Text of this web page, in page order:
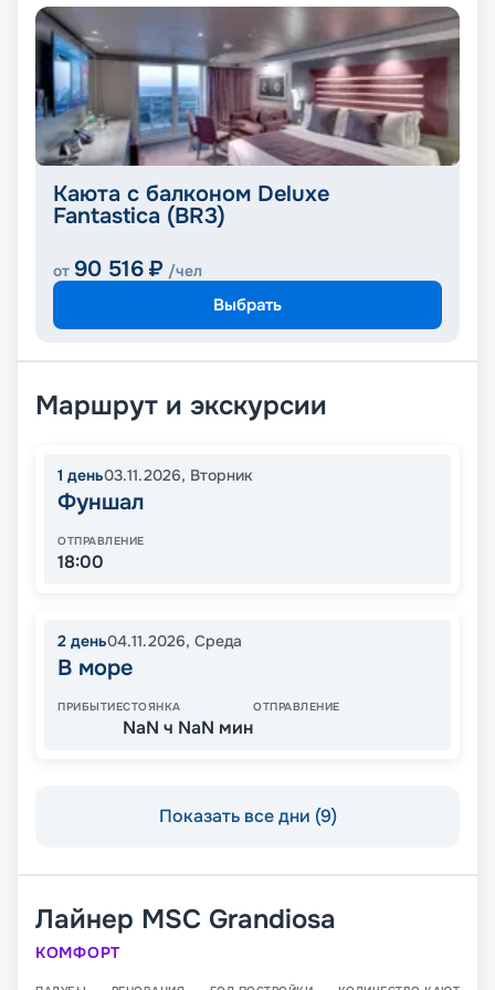
Каюта с балконом Deluxe
Fantastica (BR3)
от 90 516 ₽ /чел
Выбрать
Маршрут и экскурсии
1 день03.11.2026, Вторник
Фуншал
ОТПРАВЛЕНИЕ
18:00
2 день04.11.2026, Среда
В море
ПРИБЫТИЕСТОЯНКА
NaN ч NaN мин
ОТПРАВЛЕНИЕ
Показать все дни (9)
Лайнер MSC Grandiosa
КОМФОРТ